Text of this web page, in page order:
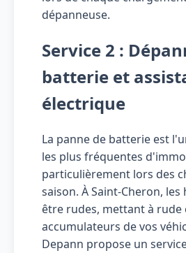
dépanneuse.
Service 2 :
batterie et
électrique
La panne de batterie est
les plus fréquentes
particulièrement lors des
saison. À Saint-Cheron,
être rudes, mettant à rude
accumulateurs de vos
Depann propose un